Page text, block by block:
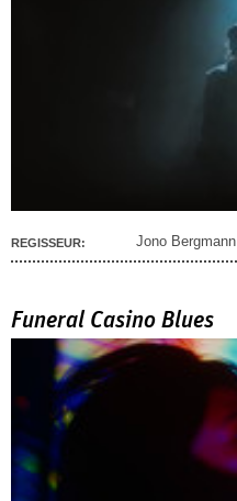
REGISSEUR: Jono Bergmann
Funeral Casino Blues